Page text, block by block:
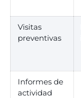
Visitas
preventivas
Informes de
actividad